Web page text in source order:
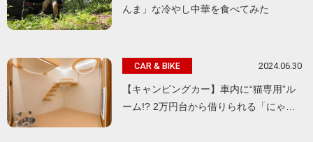
んま」な冷やし中華を食べてみた
CAR & BIKE 2024.06.30
【キャンピングカー】車内に“猫専用”ル
ーム!? 2万円台から借りられる「にゃ…